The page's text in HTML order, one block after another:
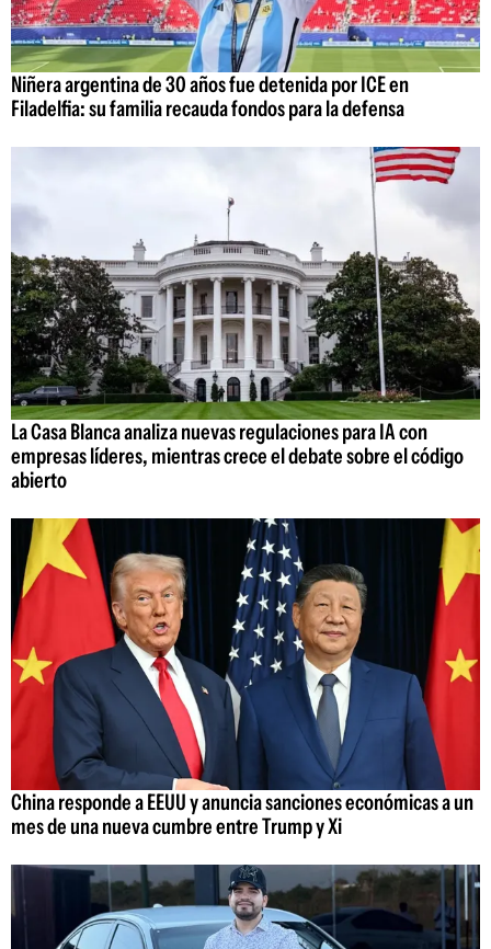
Niñera argentina de 30 años fue detenida por ICE en
Filadelfia: su familia recauda fondos para la defensa
La Casa Blanca analiza nuevas regulaciones para IA con
empresas líderes, mientras crece el debate sobre el código
abierto
China responde a EEUU y anuncia sanciones económicas a un
mes de una nueva cumbre entre Trump y Xi